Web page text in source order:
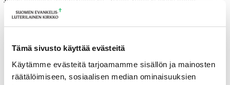
Tämä sivusto käyttää evästeitä
Käytämme evästeitä tarjoamamme sisällön ja mainosten
räätälöimiseen, sosiaalisen median ominaisuuksien
lääninrovasti Sirpa Viherä.
Lisätietoja antaa notaari Hannu Laukkonen,
Ajankohtaista
17.06.2026 Pelastetaan Namibian alkukirkko – yhdessä! –